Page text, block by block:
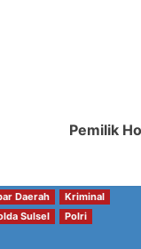
Pemilik
Daerah
Kriminal
Sulsel
Polri